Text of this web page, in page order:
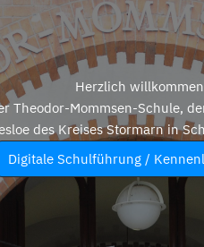
Herzlich willkommen
Theodor-Mommsen-Schule,
des Kreises Stormarn in
Digitale Schulführung /